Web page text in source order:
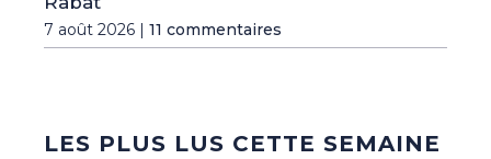
7 août 2026 | 11 commentaires
LES PLUS LUS CETTE SEMAINE